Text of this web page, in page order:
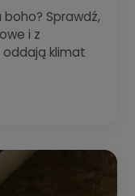
boho? Sprawdź,
i z
oddają klimat